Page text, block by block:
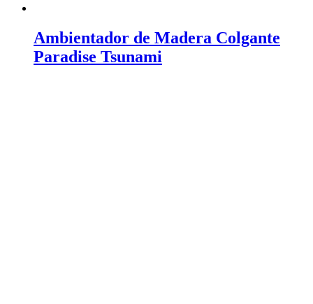
Ambientador de Madera Colgante
Paradise Tsunami